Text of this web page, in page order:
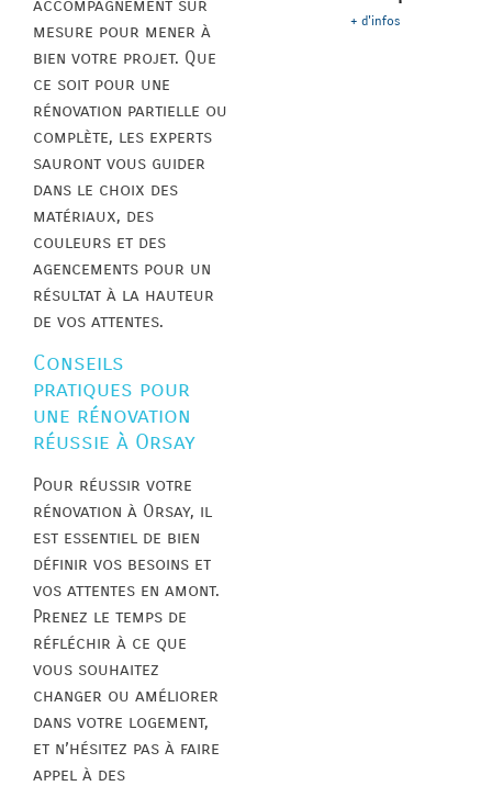
accompagnement sur
mesure pour mener à
bien votre projet. Que
ce soit pour une
rénovation partielle ou
complète, les experts
sauront vous guider
dans le choix des
matériaux, des
couleurs et des
agencements pour un
résultat à la hauteur
de vos attentes.
Conseils
pratiques pour
une rénovation
réussie à Orsay
Pour réussir votre
rénovation à Orsay, il
est essentiel de bien
définir vos besoins et
vos attentes en amont.
Prenez le temps de
réfléchir à ce que
vous souhaitez
changer ou améliorer
dans votre logement,
et n’hésitez pas à faire
appel à des
+ d'infos